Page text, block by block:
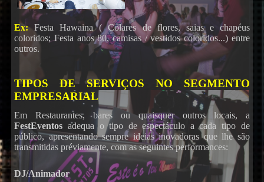
Ex:Festa Hawaina ( Colares de flores, saias e chapéus
coloridos; Festa anos 80, camisas / vestidos coloridos...) entre
outros.
TIPOS DE SERVIÇOS NO SEGMENTO
EMPRESARIAL
Em Restaurantes, bares ou quaisquer outros locais, a
FestEventos adequa o tipo de espectáculo a cada tipo de
público, apresentando sempre ideias inovadoras que lhe são
transmitidas préviamente, com as seguintes performances:
DJ/Animador